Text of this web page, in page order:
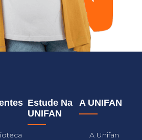
A UNIFAN
A Unifan
Estude Na
UNIFAN